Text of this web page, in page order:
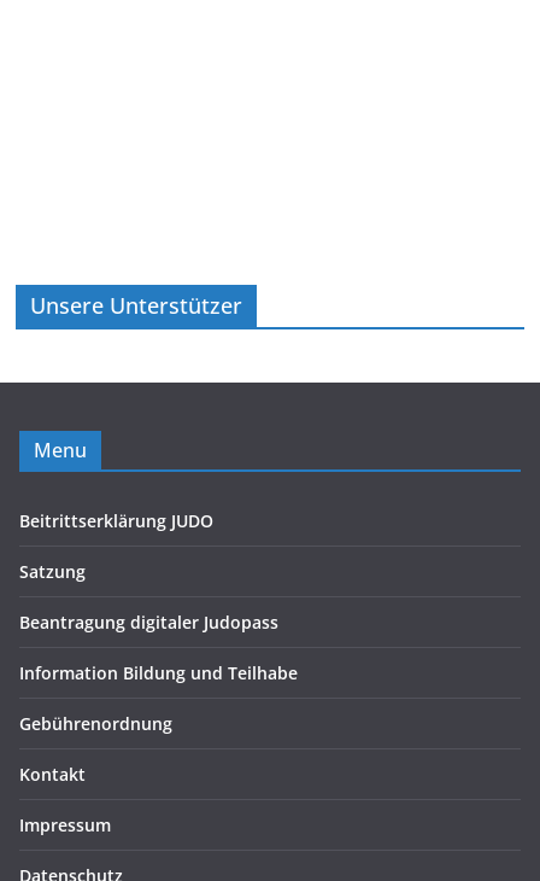
Unsere Unterstützer
Menu
Beitrittserklärung JUDO
Satzung
Beantragung digitaler Judopass
Information Bildung und Teilhabe
Gebührenordnung
Kontakt
Impressum
Datenschutz